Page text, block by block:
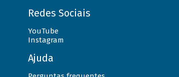
Redes Sociais
YouTube
Instagram
Ajuda